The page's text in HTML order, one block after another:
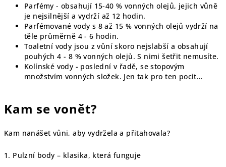
Parfémy - obsahují 15-40 % vonných olejů, jejich vůně
je nejsilnější a vydrží až 12 hodin.
Parfémované vody s 8 až 15 % vonných olejů vydrží na
těle průměrně 4 - 6 hodin.
Toaletní vody jsou z vůní skoro nejslabší a obsahují
pouhých 4 - 8 % vonných olejů. S nimi šetřit nemusíte.
Kolínské vody - poslední v řadě, se stopovým
množstvím vonných složek. Jen tak pro ten pocit…
Kam se vonět?
Kam nanášet vůni, aby vydržela a přitahovala?
1. Pulzní body – klasika, která funguje